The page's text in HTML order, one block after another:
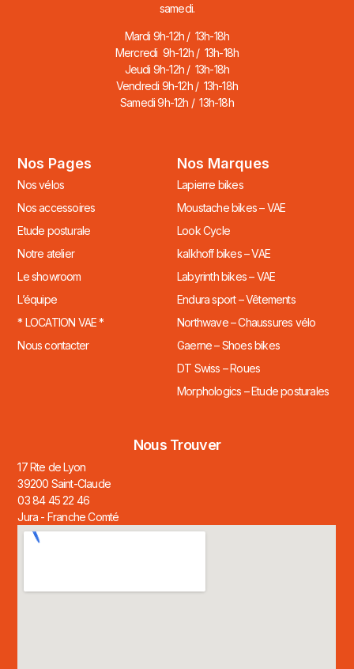
samedi.
Mardi 9h-12h / 13h-18h
Mercredi 9h-12h / 13h-18h
Jeudi 9h-12h / 13h-18h
Vendredi 9h-12h / 13h-18h
Samedi 9h-12h / 13h-18h
Nos Pages
Nos vélos
Nos accessoires
Etude posturale
Notre atelier
Le showroom
L’équipe
* LOCATION VAE *
Nous contacter
Nos Marques
Lapierre bikes
Moustache bikes – VAE
Look Cycle
kalkhoff bikes – VAE
Labyrinth bikes – VAE
Endura sport – Vêtements
Northwave – Chaussures vélo
Gaerne – Shoes bikes
DT Swiss – Roues
Morphologics – Etude posturales
Nous Trouver
17 Rte de Lyon
39200 Saint-Claude
03 84 45 22 46
Jura - Franche Comté